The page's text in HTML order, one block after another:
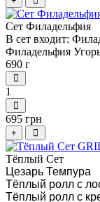
Сет Филадельфия
В сет входит:
Филадельфия
690 г
1
695 грн
+
Тёплый Сет
Цезарь Темпура
Тёплый ролл с
Тёплый ролл с